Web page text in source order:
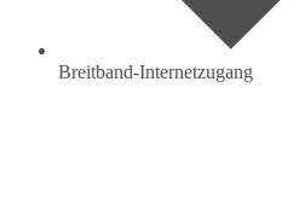
Breitband-Internetzugang